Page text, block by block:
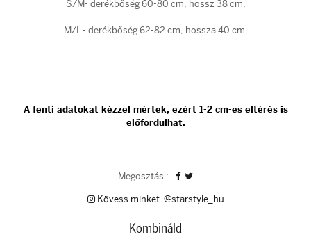
S/M- derékbőség 60-80 cm, hossz 38 cm,
M/L - derékbőség 62-82 cm, hossza 40 cm,
A fenti adatokat kézzel mértek, ezért 1-2 cm-es eltérés is
előfordulhat.
Megosztás':
Kövess minket @starstyle_hu
Kombináld